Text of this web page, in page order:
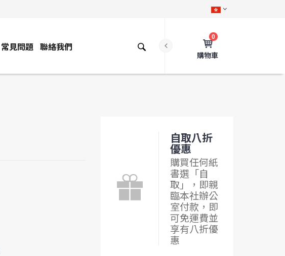
0
購物車
常見問題 聯絡我們
自取八折
優惠
購買任何紙
書選「自
取」，即親
臨本社辦公
室付款，即
可免運費並
享有八折優
惠